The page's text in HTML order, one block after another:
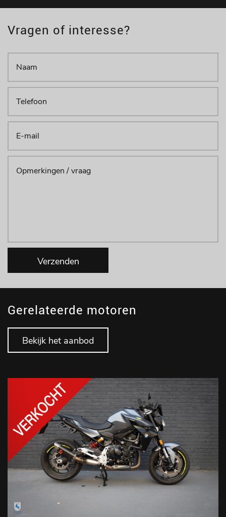
Vragen of interesse?
Verzenden
Gerelateerde motoren
Bekijk het aanbod